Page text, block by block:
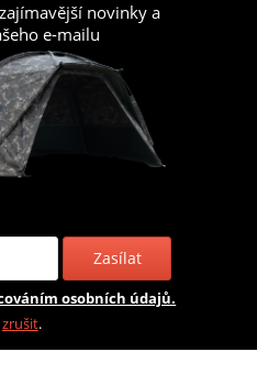
novinky a
e-mailu
Zasílat
osobních údajů.
zrušit.